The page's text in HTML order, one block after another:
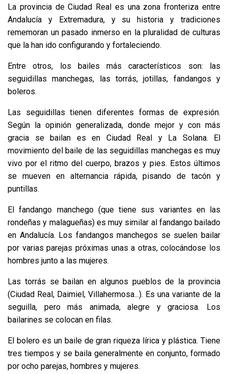
La provincia de Ciudad Real es una zona fronteriza entre
Andalucía y Extremadura, y su historia y tradiciones
rememoran un pasado inmerso en la pluralidad de culturas
que la han ido configurando y fortaleciendo.
Entre otros, los bailes más característicos son: las
seguidillas manchegas, las torrás, jotillas, fandangos y
boleros.
Las seguidillas tienen diferentes formas de expresión.
Según la opinión generalizada, donde mejor y con más
gracia se bailan es en Ciudad Real y La Solana. El
movimiento del baile de las seguidillas manchegas es muy
vivo por el ritmo del cuerpo, brazos y pies. Estos últimos
se mueven en alternancia rápida, pisando de tacón y
puntillas.
El fandango manchego (que tiene sus variantes en las
rondeñas y malagueñas) es muy similar al fandango bailado
en Andalucía. Los fandangos manchegos se suelen bailar
por varias parejas próximas unas a otras, colocándose los
hombres junto a las mujeres.
Las torrás se bailan en algunos pueblos de la provincia
(Ciudad Real, Daimiel, Villahermosa...). Es una variante de la
seguilla, pero más animada, alegre y graciosa. Los
bailarines se colocan en filas.
El bolero es un baile de gran riqueza lírica y plástica. Tiene
tres tiempos y se baila generalmente en conjunto, formado
por ocho parejas, hombres y mujeres.